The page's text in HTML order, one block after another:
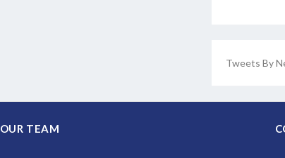
Tweets By
OUR TEAM